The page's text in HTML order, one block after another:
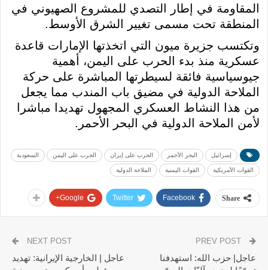
المقاومة في إطار التصدي للمشروع الصهيوني في
المنطقة تحت مسمى تغيير الشرق الأوسط.
وتكتسب جزيرة ميون التي اتخذتها الإمارات قاعدة
عسكرية منذ بدء الحرب على اليمن، أهمية
جيوسياسية فائقة لسيطرتها المباشرة على حركة
الملاحة الدولية في مضيق باب المندب مما يجعل
من هذا النشاط العسكري المجهول تهديدا مباشرا
لأمن الملاحة الدولية في البحر الأحمر.
إسرائيل البحر الأحمر الحرب على إيران الحرب على اليمن السعودية
القوات الأمريكية القوات اليمنية الملاحة الدولية
Share
Facebook
Twitter
Google+
عاجل| حزب الله: استهدفنا
NEXT POST
عاجل | الخارجية الإيرانية: تهديد